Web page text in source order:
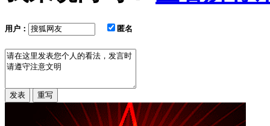
用户： 匿名